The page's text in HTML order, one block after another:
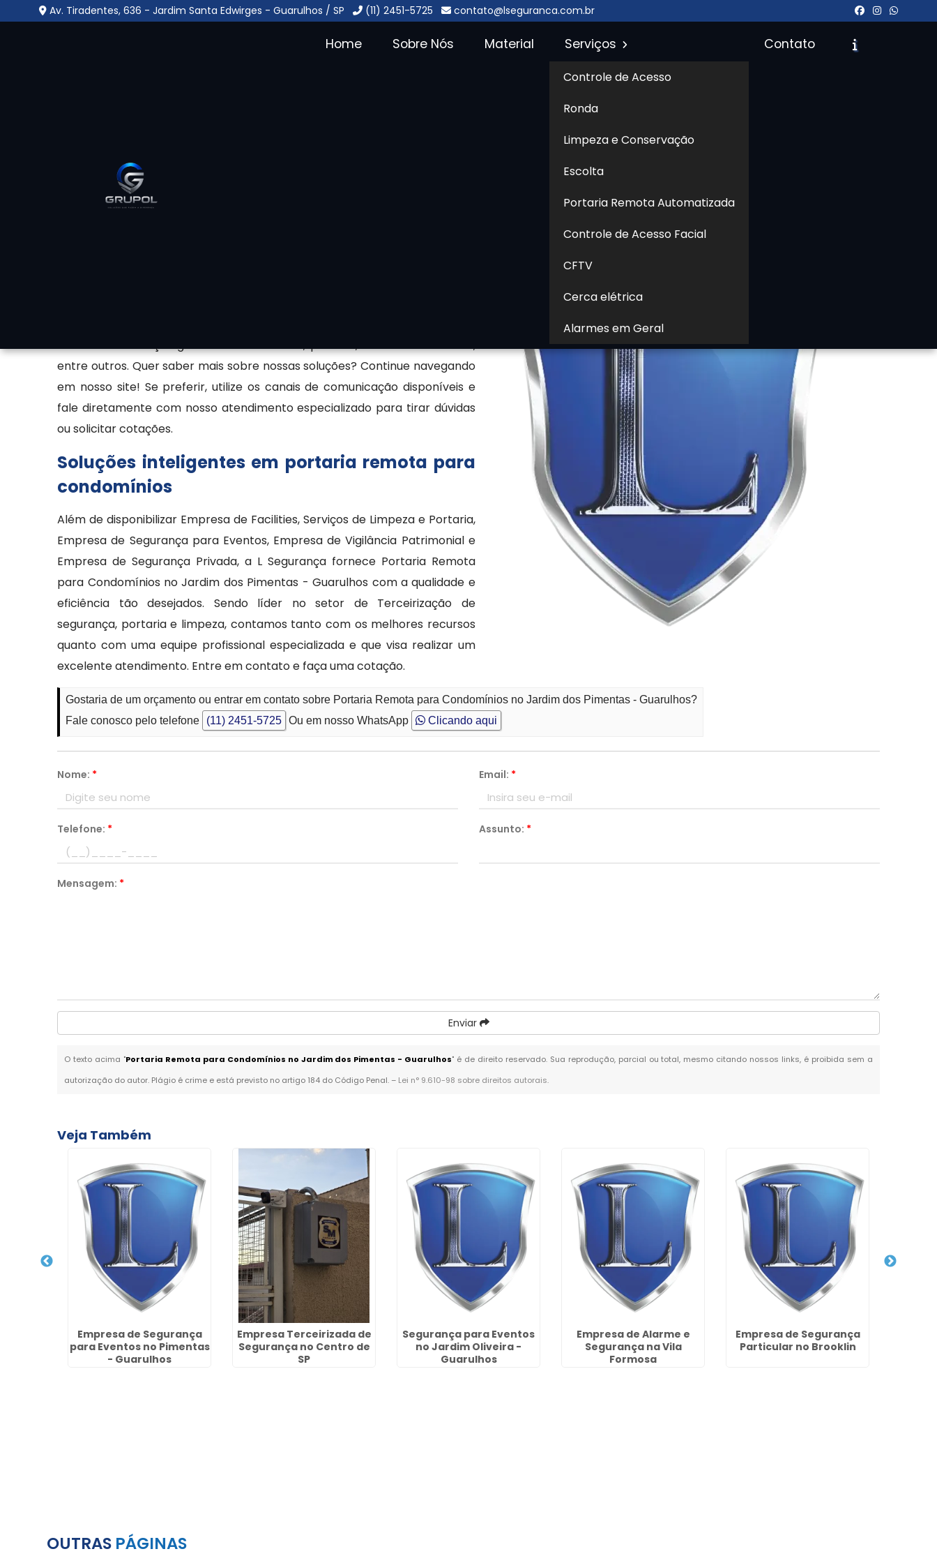
Av. Tiradentes, 636 - Jardim Santa Edwirges - Guarulhos / SP (11) 2451-5725 contato@lseguranca.com.br
Home Sobre Nós Material Serviços
Controle de Acesso
Ronda
Limpeza e Conservação
Escolta
Portaria Remota Automatizada
Controle de Acesso Facial
CFTV
Cerca elétrica
Alarmes em Geral
Contato
Guarulhos
Informações»Portaria Remota para Condomínios no Jardim dos Pimentas - Guarulhos
Solicite um Orçamento
oferecendo serviços gerais como zeladoria, portaria, controle de acesso,
entre outros. Quer saber mais sobre nossas soluções? Continue navegando
em nosso site! Se preferir, utilize os canais de comunicação disponíveis e
fale diretamente com nosso atendimento especializado para tirar dúvidas
ou solicitar cotações.
Soluções inteligentes em portaria remota para
condomínios
Além de disponibilizar Empresa de Facilities, Serviços de Limpeza e Portaria,
Empresa de Segurança para Eventos, Empresa de Vigilância Patrimonial e
Empresa de Segurança Privada, a L Segurança fornece Portaria Remota
para Condomínios no Jardim dos Pimentas - Guarulhos com a qualidade e
eficiência tão desejados. Sendo líder no setor de Terceirização de
segurança, portaria e limpeza, contamos tanto com os melhores recursos
quanto com uma equipe profissional especializada e que visa realizar um
excelente atendimento. Entre em contato e faça uma cotação.
Gostaria de um orçamento ou entrar em contato sobre Portaria Remota para Condomínios no Jardim dos Pimentas - Guarulhos?
Fale conosco pelo telefone
(11) 2451-5725 Ou em nosso WhatsApp Clicando aqui
Nome: * Email: *
Telefone: * Assunto: *
Mensagem: *
Enviar
O texto acima "Portaria Remota para Condomínios no Jardim dos Pimentas - Guarulhos" é de direito reservado. Sua reprodução, parcial ou total, mesmo citando nossos links, é proibida sem a
autorização do autor. Plágio é crime e está previsto no artigo 184 do Código Penal. – Lei n° 9.610-98 sobre direitos autorais.
Veja Também
Empresa de Segurança
para Eventos no Pimentas
- Guarulhos
Empresa Terceirizada de
Segurança no Centro de
SP
Segurança para Eventos
no Jardim Oliveira -
Guarulhos
Empresa de Alarme e
Segurança na Vila
Formosa
Empresa de Segurança
Particular no Brooklin
OUTRAS PÁGINAS